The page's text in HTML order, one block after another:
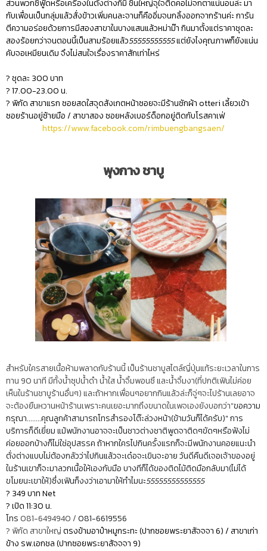
ส่วนพวกซีฟู้ดหรือเครื่องในตั่งต่างก็มี ชิ้นใหญ่จุใจติดคอไม่จกตาแน่นอนล่ะ มา
กับเพื่อนเป็นกลุ่มแล้วสั่งข้าวเพิ่มคนละจานก็คืออิ่มจนกลิ้งออกจากร้านค่ะ การัน
ตีความอร่อยด้วยการมีสองสาขาในบางแสนแล้วหม่าม๊า กินมาตั้งแต่ราคาชุดละ
สองร้อยกว่าจนตอนนี้เป็นสามร้อยแล้ว55555555555แต่ยังไงคุณภาพก็ยังแน่น
คับจอเหมียนเดิม จึงไม่สนใจเรื่องราคาสักเท่าไหร่
? ชุดละ 300 บาท
? 17.00-23.00 น.
? พิกัด สาขาแรก ซอยสดใสจุดสังเกตหน้าซอยจะมีร้านซักผ้า otteri เลี้ยวเข้า
ซอยร้านอยู่ซ้ายมือ / สาขาสอง ซอยหลังเบอร์ด็อกอยู่ติดกับโรสคาเฟ่
https://www.facebook.com/rimbuengbangsaen/
พุงกาง ชาบู
สำหรับใครสายเนื้อห้ามพลาดกับร้านนี้ เป็นร้านชาบูสไตล์ญี่ปุ่นแท้ระยะเวลาในการ
ทาน 90 นาที มีทั้งน้ำซุปน้ำดำ น้ำใส น้ำจิ้มพอนซึ และน้ำจิ้มงา(ที่ปกติเฟินไม่ค่อย
เห็นในร้านชาบูร้านอื่นๆ) และถ้าหากเพื่อนๆอยากกินแล้วล่ะก็จู่ๆจะไปร้านเลยอาจ
จะต้องยืนหวานหน้าร้านเพราะคนเยอะมากถึงขนาดในเพจเองยังบอกว่า"ขอความ
กรุณา........คุณลูกค้าสามารถโทรสำรองโต๊ะล่วงหน้า(ข้ามวันก็ได้ครับ)" การ
บริการก็ดีเยี่ยม แม้พนักงานอาจจะเป็นชาวต่างชาติพูดจาติดๆขัดๆหรือฟังไม่
ค่อยออกบ้างก็ไม่ใช่อุปสรรค ถ้าหากใครไปกินครั้งแรกก็จะมีพนักงานคอยแนะนำ
ตั่งต่างแบบไม่ต้องกลัวว่าไปกินแล้วจะเด๋อจะเขินจะอาย วันดีคืนดีเจอเจ้าของอยู่
ในร้านเขาก็จะมาลวกเนื้อให้เองกับมือ บางทีก็ได้ของติดไม้ติดมือกลับมา(ไม่ได้
ขโมยนะเขาให้)ซึ่งเฟินก็งงว่าเอามาให้ทำไมนะ55555555555555
? 349 บาท Net
? เปิด 11:30 น.
โทร081-6494940 /081-6619556
? พิกัด สาขาใหญ่ตรงข้ามอาป๋าหมูกระทะ (ปากซอยพระยาสัจจจา 6) / สาขาเก่า
ข้าง รพ.เอกชล (ปากซอยพระยาสัจจจา 9)